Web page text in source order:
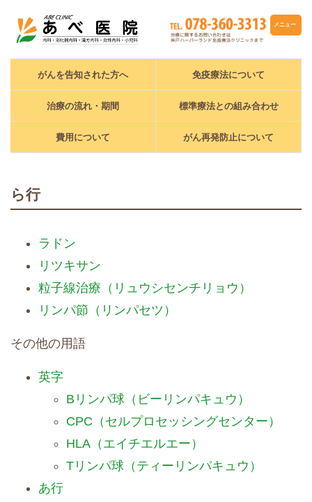
メニュー
がんを告知された方へ 免疫療法について
治療の流れ・期間 標準療法との組み合わせ
費用について がん再発防止について
ら行
ラドン
リツキサン
粒子線治療（リュウシセンチリョウ）
リンパ節（リンパセツ）
その他の用語
英字
Bリンパ球（ビーリンパキュウ）
CPC（セルプロセッシングセンター）
HLA（エイチエルエー）
Tリンパ球（ティーリンパキュウ）
あ行